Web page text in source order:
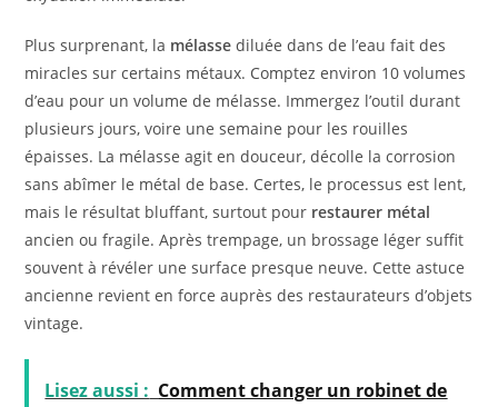
Plus surprenant, la mélasse diluée dans de l’eau fait des
miracles sur certains métaux. Comptez environ 10 volumes
d’eau pour un volume de mélasse. Immergez l’outil durant
plusieurs jours, voire une semaine pour les rouilles
épaisses. La mélasse agit en douceur, décolle la corrosion
sans abîmer le métal de base. Certes, le processus est lent,
mais le résultat bluffant, surtout pour restaurer métal
ancien ou fragile. Après trempage, un brossage léger suffit
souvent à révéler une surface presque neuve. Cette astuce
ancienne revient en force auprès des restaurateurs d’objets
vintage.
Lisez aussi : Comment changer un robinet de